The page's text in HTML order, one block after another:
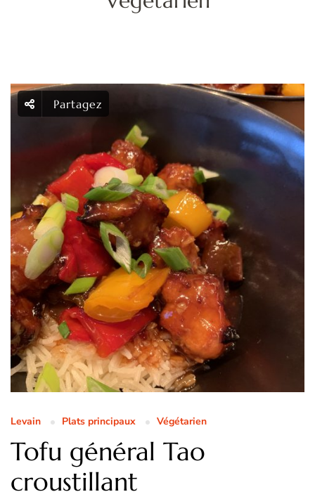
Partagez
Levain Plats principaux Végétarien
Tofu général Tao
croustillant